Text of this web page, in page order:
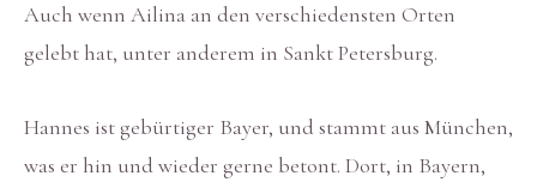
Auch wenn Ailina an den verschiedensten Orten
gelebt hat, unter anderem in Sankt Petersburg.
Hannes ist gebürtiger Bayer, und stammt aus München,
was er hin und wieder gerne betont. Dort, in Bayern,